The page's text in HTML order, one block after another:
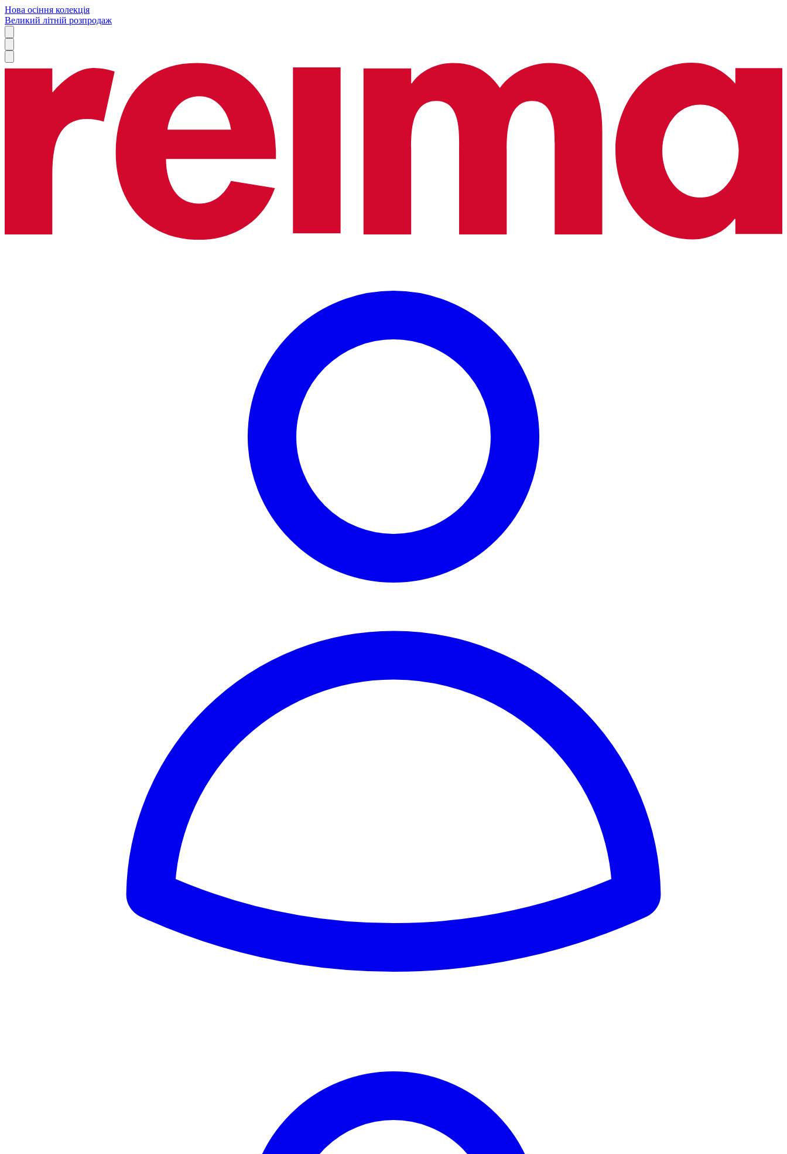
Нова осіння колекція
Великий літній розпродаж